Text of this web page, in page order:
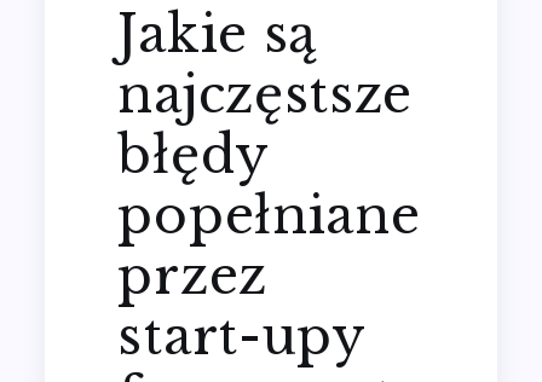
Jakie są
najczęstsze
błędy
popełniane
przez
start-upy